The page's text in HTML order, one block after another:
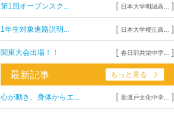
第1回オープンスク... [ 日本大学明誠高... ]
1年生対象進路説明... [ 日本大学櫻丘高... ]
関東大会出場！！ [ 春日部共栄中学... ]
最新記事 もっと見る
心が動き、身体からエ... [ 新渡戸文化中学... ]